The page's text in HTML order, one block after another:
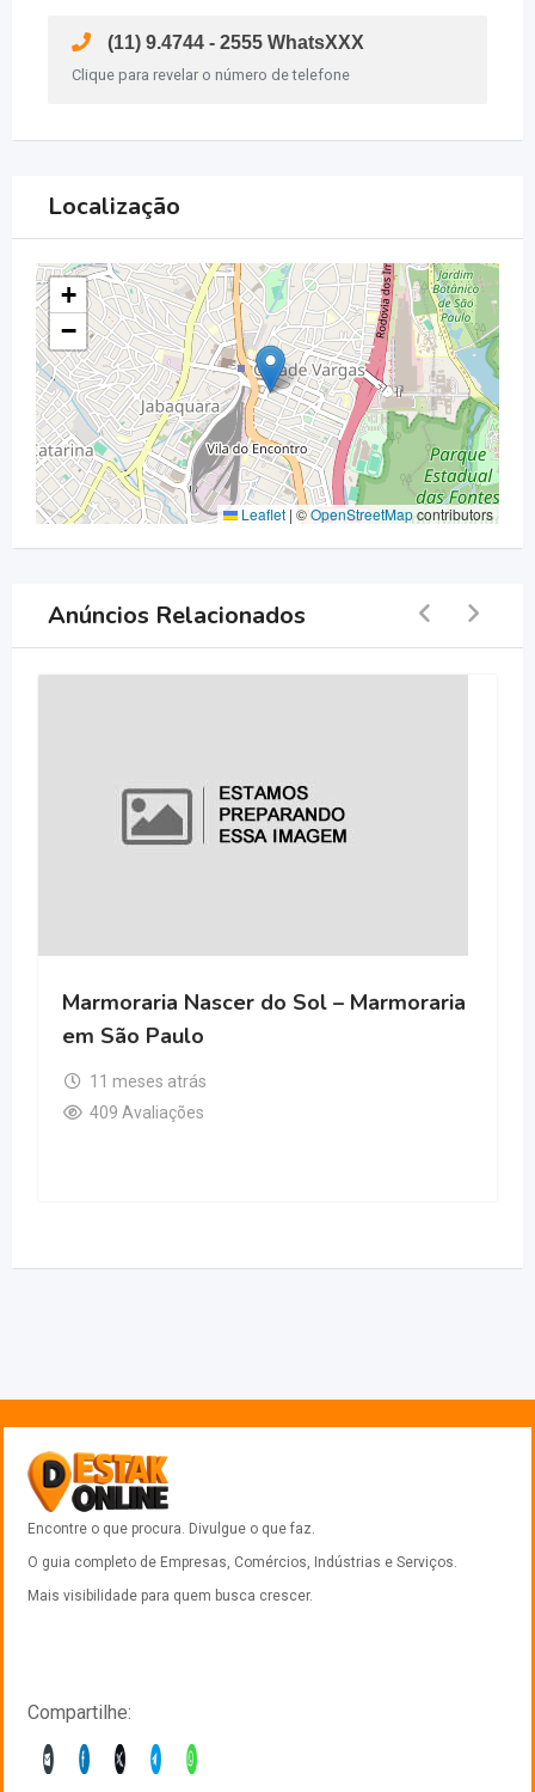
(11) 9.4744 - 2555 WhatsXXX
Clique para revelar o número de telefone
Localização
+
−
Leaflet | ©OpenStreetMapcontributors
Anúncios Relacionados
Marmoraria Nascer do Sol – Marmoraria
em São Paulo
11 meses atrás
409 Avaliações
Encontre o que procura. Divulgue o que faz.
O guia completo de Empresas, Comércios, Indústrias e Serviços.
Mais visibilidade para quem busca crescer.
Compartilhe: